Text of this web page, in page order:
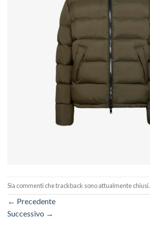
Sia commenti che trackback sono attualmente chiusi.
← Precedente
Successivo →